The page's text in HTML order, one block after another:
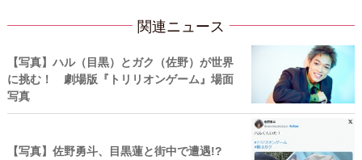
関連ニュース
【写真】ハル（目黒）とガク（佐野）が世界
に挑む！ 劇場版『トリリオンゲーム』場面
写真
【写真】佐野勇斗、目黒蓮と街中で遭遇!?